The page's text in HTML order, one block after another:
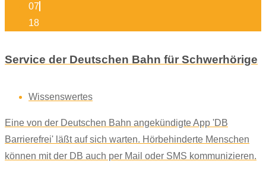
07
18
Service der Deutschen Bahn für Schwerhörige
Wissenswertes
Eine von der Deutschen Bahn angekündigte App 'DB
Barrierefrei' läßt auf sich warten. Hörbehinderte Menschen
können mit der DB auch per Mail oder SMS kommunizieren.